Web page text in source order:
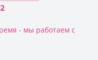
- мы работаем с